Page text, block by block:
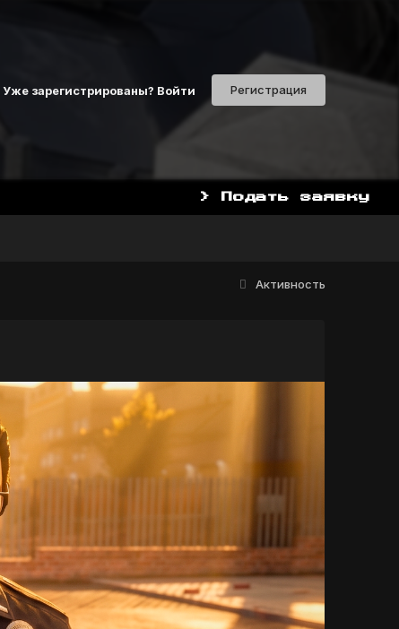
Уже зарегистрированы? Войти Регистрация
НАЧАТЬ ИГРАТЬ СЕЙЧАС
> Подать заявку
Активность